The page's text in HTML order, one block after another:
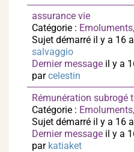
assurance vie
Catégorie :
Sujet démarré il y a 16
salvaggio
Dernier message il y a
parcelestin
Rémunération subrogé
Catégorie :
Sujet démarré il y a 16
Dernier message il y a
par katiaket